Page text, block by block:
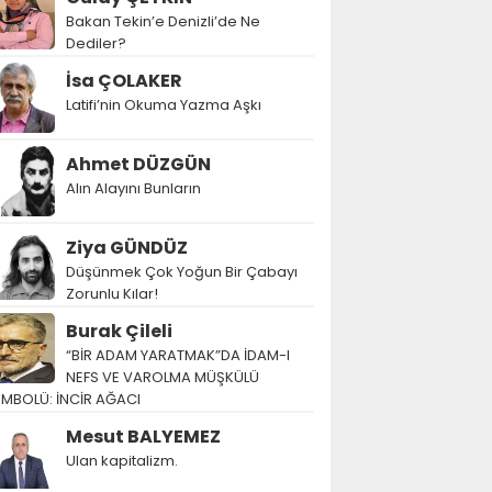
Bakan Tekin’e Denizli’de Ne
Dediler?
İsa ÇOLAKER
Latifi’nin Okuma Yazma Aşkı
Ahmet DÜZGÜN
Alın Alayını Bunların
Ziya GÜNDÜZ
Düşünmek Çok Yoğun Bir Çabayı
Zorunlu Kılar!
Burak Çileli
“BİR ADAM YARATMAK”DA İDAM-I
NEFS VE VAROLMA MÜŞKÜLÜ
İNCİR AĞACI
Mesut BALYEMEZ
Ulan kapitalizm.